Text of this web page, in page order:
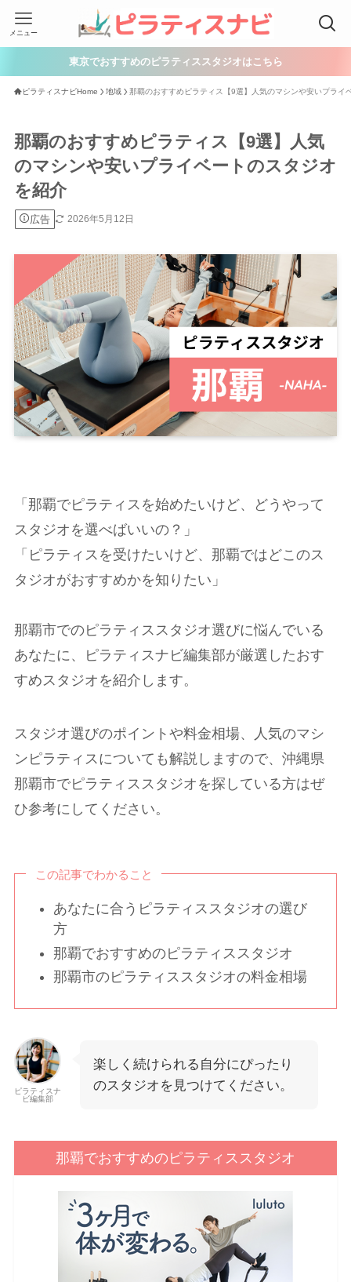
メニュー
東京でおすすめのピラティススタジオはこちら
ピラティスナビHome 地域 那覇のおすすめピラティス【9選】人気のマシンや安いプライ
那覇のおすすめピラティス【9選】人気
のマシンや安いプライベートのスタジオ
を紹介
広告 2026年5月12日
「那覇でピラティスを始めたいけど、どうやって
スタジオを選べばいいの？」
「ピラティスを受けたいけど、那覇ではどこのス
タジオがおすすめかを知りたい」
那覇市でのピラティススタジオ選びに悩んでいる
あなたに、ピラティスナビ編集部が厳選したおす
すめスタジオを紹介します。
スタジオ選びのポイントや料金相場、人気のマシ
ンピラティスについても解説しますので、沖縄県
那覇市でピラティススタジオを探している方はぜ
ひ参考にしてください。
この記事でわかること
あなたに合うピラティススタジオの選び
方
那覇でおすすめのピラティススタジオ
那覇市のピラティススタジオの料金相場
ピラティスナ
ビ編集部
楽しく続けられる自分にぴったり
のスタジオを見つけてください。
那覇でおすすめのピラティススタジオ